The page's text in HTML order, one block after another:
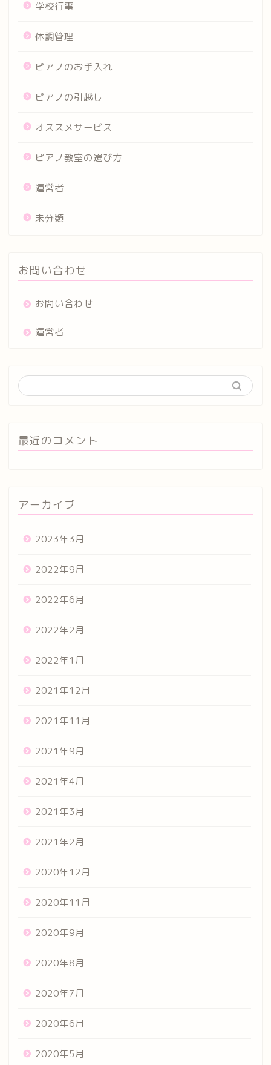
学校行事
体調管理
ピアノのお手入れ
ピアノの引越し
オススメサービス
ピアノ教室の選び方
運営者
未分類
お問い合わせ
お問い合わせ
運営者
最近のコメント
アーカイブ
2023年3月
2022年9月
2022年6月
2022年2月
2022年1月
2021年12月
2021年11月
2021年9月
2021年4月
2021年3月
2021年2月
2020年12月
2020年11月
2020年9月
2020年8月
2020年7月
2020年6月
2020年5月